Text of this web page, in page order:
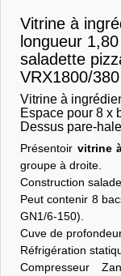
Vitrine à
longueur
saladette
VRX1800/
Vitrine à
Espace pour 8 x
Dessus pare-
Présentoir vitrine
groupe à droite.
Construction
Peut contenir 8
GN1/6-150).
Cuve de
Réfrigération
Compresseur